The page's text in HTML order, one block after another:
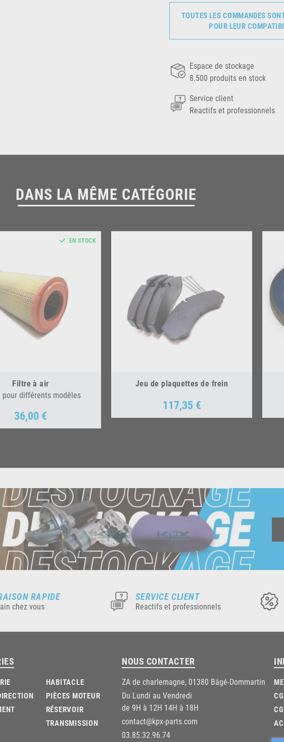
TOUTES LES COMMANDES
POUR LEUR
Espace de stockage
8.500 produits en stock
Service client
Reactifs et professionnels
DANS LA MÊME CATÉGORIE
Filtre à air
pour différents modèles
Prix
36,00 €
EN STOCK
Jeu de plaquettes de frein
Prix
117,35 €
RAPIDE
chez vous
SERVICE CLIENT
Reactifs et professionnels
HABITACLE
PIÈCES MOTEUR
RÉSERVOIR
TRANSMISSION
NOUS CONTACTER
ZA de charlemagne, 01380 Bâgé-Dommartin
Du Lundi au Vendredi
de 9H à 12H 14H à 18H
contact@kpx-parts.com
03.85.32.96.74